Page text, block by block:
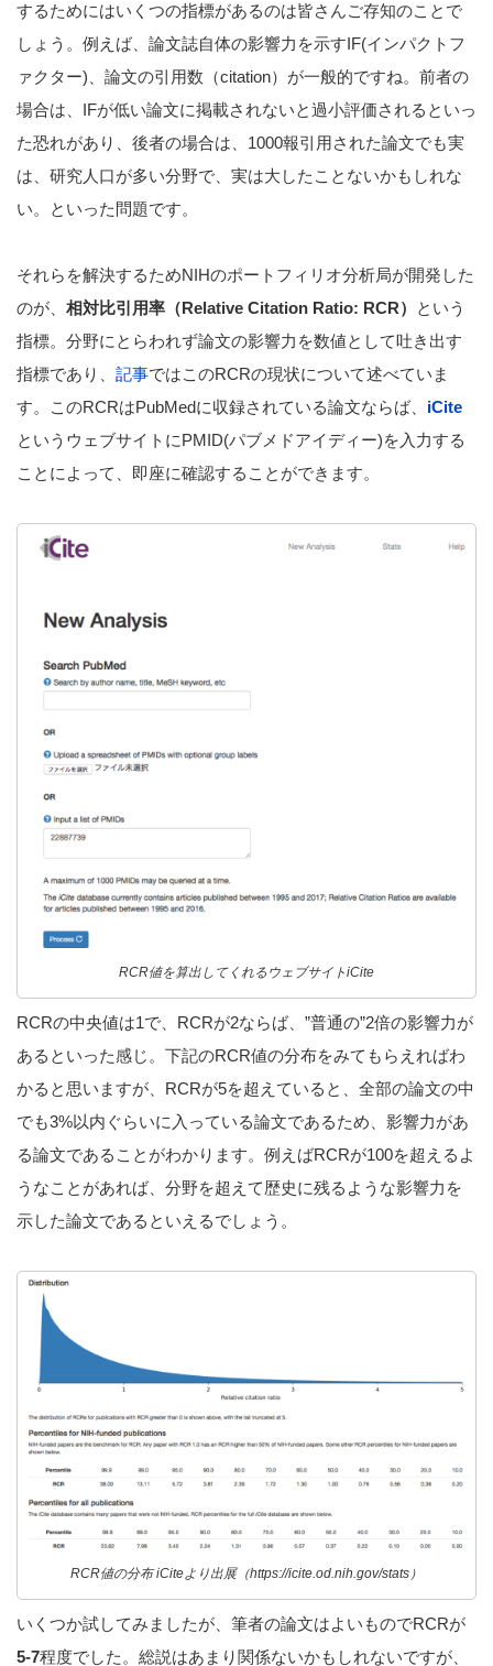
するためにはいくつの指標があるのは皆さんご存知のことで
しょう。例えば、論文誌自体の影響力を示すIF(インパクトフ
ァクター)、論文の引用数（citation）が一般的ですね。前者の
場合は、IFが低い論文に掲載されないと過小評価されるといっ
た恐れがあり、後者の場合は、1000報引用された論文でも実
は、研究人口が多い分野で、実は大したことないかもしれな
い。といった問題です。
それらを解決するためNIHのポートフィリオ分析局が開発した
のが、 相対比引用率（Relative Citation Ratio: RCR）
という
指標。分野にとらわれず論文の影響力を数値として吐き出す
指標であり、 記事ではこのRCRの現状について述べていま
す。このRCRはPubMedに収録されている論文ならば、 iCite
というウェブサイトにPMID(パブメドアイディー)を入力する
ことによって、即座に確認することができます。
RCR値を算出してくれるウェブサイトiCite
RCRの中央値は1で、RCRが2ならば、”普通の”2倍の影響力が
あるといった感じ。下記のRCR値の分布をみてもらえればわ
かると思いますが、RCRが5を超えていると、全部の論文の中
でも3%以内ぐらいに入っている論文であるため、影響力があ
る論文であることがわかります。例えばRCRが100を超えるよ
うなことがあれば、分野を超えて歴史に残るような影響力を
示した論文であるといえるでしょう。
RCR値の分布 iCiteより出展（https://icite.od.nih.gov/stats）
いくつか試してみましたが、筆者の論文はよいものでRCRが
5-7程度でした。総説はあまり関係ないかもしれないですが、